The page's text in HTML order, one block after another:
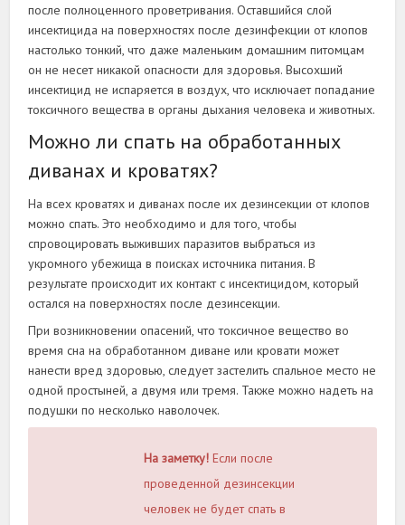
после полноценного проветривания. Оставшийся слой
инсектицида на поверхностях после дезинфекции от клопов
настолько тонкий, что даже маленьким домашним питомцам
он не несет никакой опасности для здоровья. Высохший
инсектицид не испаряется в воздух, что исключает попадание
токсичного вещества в органы дыхания человека и животных.
Можно ли спать на обработанных
диванах и кроватях?
На всех кроватях и диванах после их дезинсекции от клопов
можно спать. Это необходимо и для того, чтобы
спровоцировать выживших паразитов выбраться из
укромного убежища в поисках источника питания. В
результате происходит их контакт с инсектицидом, который
остался на поверхностях после дезинсекции.
При возникновении опасений, что токсичное вещество во
время сна на обработанном диване или кровати может
нанести вред здоровью, следует застелить спальное место не
одной простыней, а двумя или тремя. Также можно надеть на
подушки по несколько наволочек.
На заметку! Если после
проведенной дезинсекции
человек не будет спать в